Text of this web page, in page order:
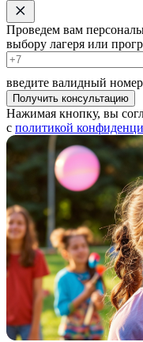
Проведем вам
выбору лагеря или
введите валидный
Получить консультацию
Нажимая кнопку, вы
с политикой